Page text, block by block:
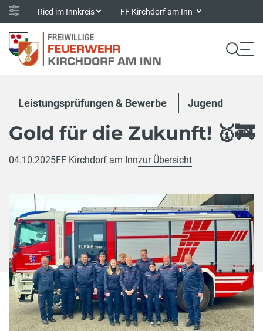
Ried im Innkreis FF Kirchdorf am Inn
Leistungsprüfungen & Bewerbe Jugend
Gold für die Zukunft! 🥇🚒
04.10.2025FF Kirchdorf am Innzur Übersicht